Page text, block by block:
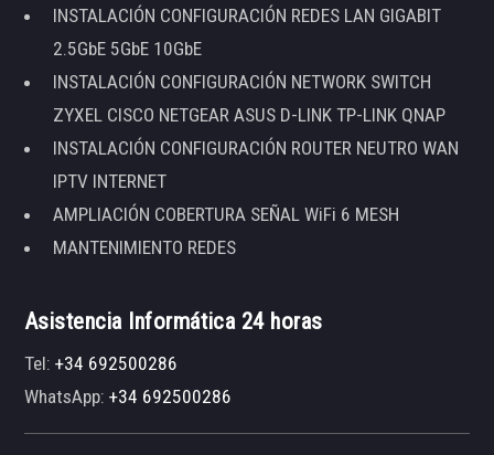
INSTALACIÓN CONFIGURACIÓN REDES LAN GIGABIT
2.5GbE 5GbE 10GbE
INSTALACIÓN CONFIGURACIÓN NETWORK SWITCH
ZYXEL CISCO NETGEAR ASUS D-LINK TP-LINK QNAP
INSTALACIÓN CONFIGURACIÓN ROUTER NEUTRO WAN
IPTV INTERNET
AMPLIACIÓN COBERTURA SEÑAL WiFi 6 MESH
MANTENIMIENTO REDES
Asistencia Informática 24 horas
Tel:+34 692500286
WhatsApp:+34 692500286